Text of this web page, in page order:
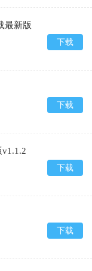
最新版
下载
下载
下载
下载